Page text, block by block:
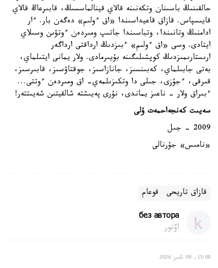
حالقىنىڭ باسىنان وتكەنىنە قالاي قينالماسسىڭ، قابىرعاڭ قالاي
قايىسپاس. قازاق قاعيداسىندا «اق ءولىم» دەگەن بار. ءار
ادامنىڭ وتانىندا، وتباسىندا جاتىپ ومىردەن ءوتۋىن وسىلاي
ايتادى. وسى «اق ءولىم» ءبىزدىڭ ارداقتى ارداگەر
ارىستارىمىزدىڭ كوپشىلىگىنە بۇيىرمادى. ولار يمانى ايتىلماي،
بەتى جابىلماي، كەبىنسىز، جانازاسىز، جوقتاۋسىز، قابىرسىز،
قىرقى، ءجۇزى، جىلى دا وتكىزىلمەي- اق ومىردەن ءوتتى...
ءبىراق ولار - ناعىز يماندى، نۇرى پەيىشتە شالقيتىن شەيىتتەر!
سەيىت كەنجەاحمەت ۇلى
2009 - جىل
«نامىس» جۇرنالى
قازاق تاريحى قوعام
без автора
اۆتور
15:08, 09 تامىز 2026